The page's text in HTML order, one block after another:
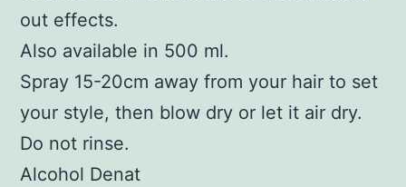
out effects.
Also available in 500 ml.
Spray 15-20cm away from your hair to set
your style, then blow dry or let it air dry.
Do not rinse.
Alcohol Denat